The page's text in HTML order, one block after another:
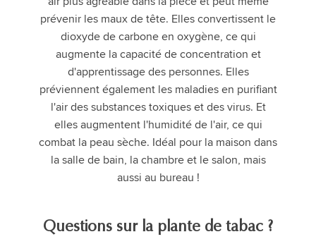
prévenir les maux de tête. Elles convertissent le
dioxyde de carbone en oxygène, ce qui
augmente la capacité de concentration et
d'apprentissage des personnes. Elles
préviennent également les maladies en purifiant
l'air des substances toxiques et des virus. Et
elles augmentent l'humidité de l'air, ce qui
combat la peau sèche. Idéal pour la maison dans
la salle de bain, la chambre et le salon, mais
aussi au bureau !
Questions sur la plante de tabac ?